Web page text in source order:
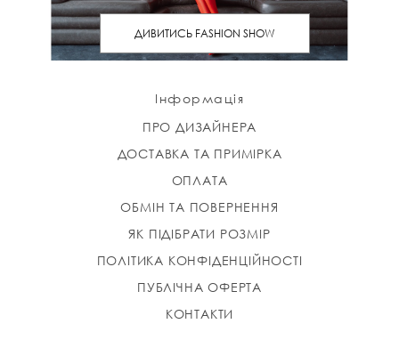
ДИВИТИСЬ FASHION SHOW
Інформація
ПРО ДИЗАЙНЕРА
ДОСТАВКА ТА ПРИМІРКА
ОПЛАТА
ОБМІН ТА ПОВЕРНЕННЯ
ЯК ПІДІБРАТИ РОЗМІР
ПОЛІТИКА КОНФІДЕНЦІЙНОСТІ
ПУБЛІЧНА ОФЕРТА
КОНТАКТИ